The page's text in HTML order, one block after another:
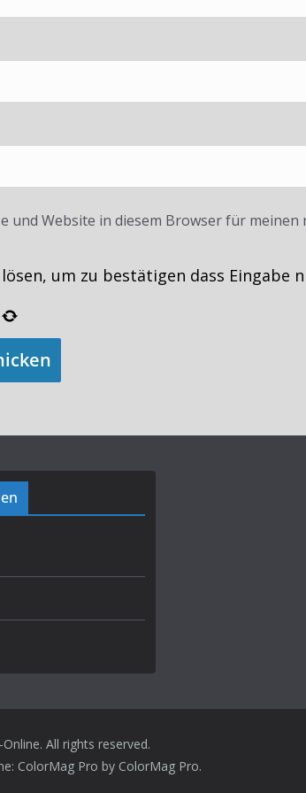
und Website in diesem Browser für
um zu bestätigen dass Eingabe
. All rights reserved.
ColorMag Pro by ColorMag Pro.